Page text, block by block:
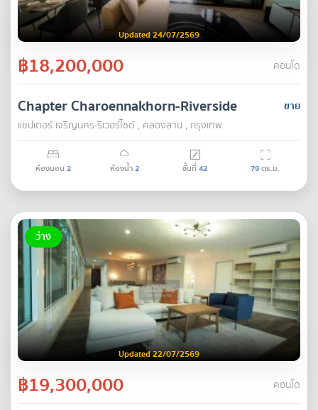
Updated 24/07/2569
฿18,200,000 คอนโด
ขาย
Chapter Charoennakhorn-Riverside
แชปเตอร์ เจริญนคร-ริเวอร์ไซด์ , คลองสาน , กรุงเทพ
ห้องนอน 2 ห้องน้ำ2 ชั้นที่42 79ตร.ม.
ว่าง
Updated 22/07/2569
฿19,300,000 คอนโด